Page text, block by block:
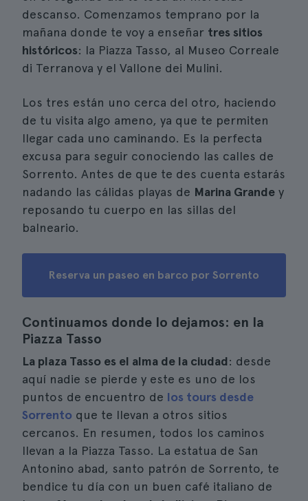
descanso. Comenzamos temprano por la
mañana donde te voy a enseñar tres sitios
históricos: la Piazza Tasso, al Museo Correale
di Terranova y el Vallone dei Mulini.
Los tres están uno cerca del otro, haciendo
de tu visita algo ameno, ya que te permiten
llegar cada uno caminando. Es la perfecta
excusa para seguir conociendo las calles de
Sorrento. Antes de que te des cuenta estarás
nadando las cálidas playas de Marina Grande y
reposando tu cuerpo en las sillas del
balneario.
Reserva un paseo en barco por Sorrento
Continuamos donde lo dejamos: en la
Piazza Tasso
La plaza Tasso es el alma de la ciudad: desde
aquí nadie se pierde y este es uno de los
puntos de encuentro de los tours desde
Sorrento que te llevan a otros sitios
cercanos. En resumen, todos los caminos
llevan a la Piazza Tasso. La estatua de San
Antonino abad, santo patrón de Sorrento, te
bendice tu día con un buen café italiano de